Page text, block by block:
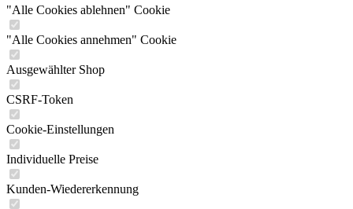
"Alle Cookies ablehnen" Cookie
"Alle Cookies annehmen" Cookie
Ausgewählter Shop
CSRF-Token
Cookie-Einstellungen
Individuelle Preise
Kunden-Wiedererkennung